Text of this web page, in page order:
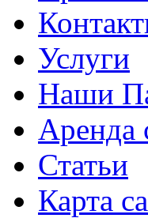
Услуги
Наши
Аренда
Статьи
Карта